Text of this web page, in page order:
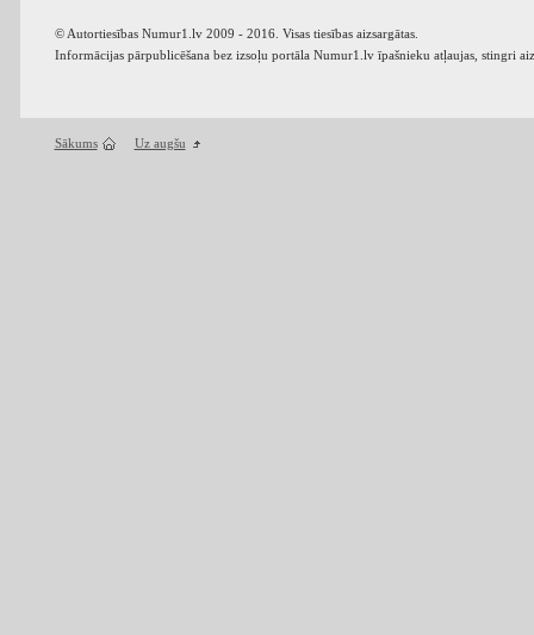
© Autortiesības Numur1.lv 2009 - 2016. Visas tiesības aizsargātas.
Informācijas pārpublicēšana bez izsoļu portāla Numur1.lv īpašnieku atļaujas, stingri
Sākums Uz augšu